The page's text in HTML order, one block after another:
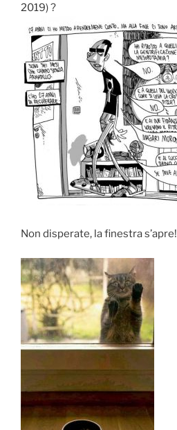
2019) ?
Non disperate, la finestra s’apre!